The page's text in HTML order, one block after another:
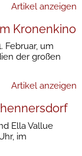
Artikel anzeigen
Kronenkino
Februar, um
der großen
Artikel anzeigen
Ella Vallue
im